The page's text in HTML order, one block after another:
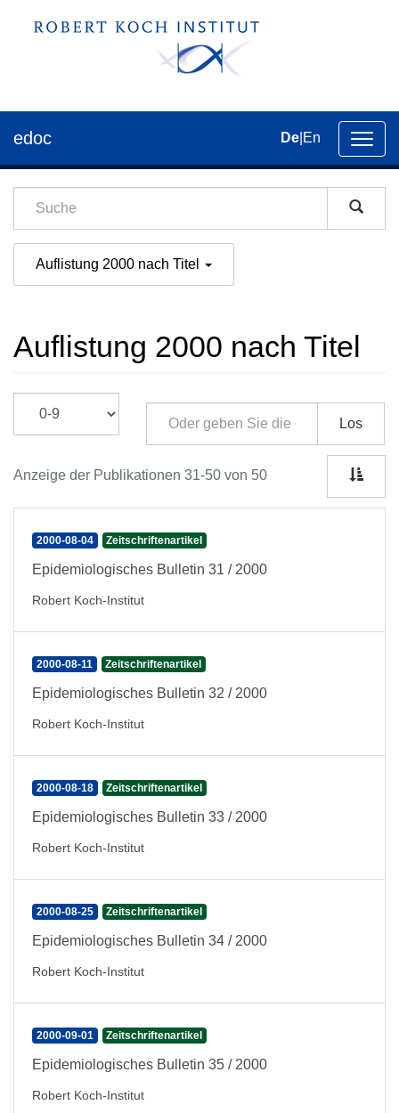
der
edoc De En
Auflistung 2000 nach Titel
Auflistung 2000 nach Titel
Los
Anzeige der Publikationen 31-50 von 50
2000-08-04 Zeitschriftenartikel
Epidemiologisches Bulletin 31 / 2000
Robert Koch-Institut
2000-08-11 Zeitschriftenartikel
Epidemiologisches Bulletin 32 / 2000
Robert Koch-Institut
2000-08-18 Zeitschriftenartikel
Epidemiologisches Bulletin 33 / 2000
Robert Koch-Institut
2000-08-25 Zeitschriftenartikel
Epidemiologisches Bulletin 34 / 2000
Robert Koch-Institut
2000-09-01 Zeitschriftenartikel
Epidemiologisches Bulletin 35 / 2000
Robert Koch-Institut